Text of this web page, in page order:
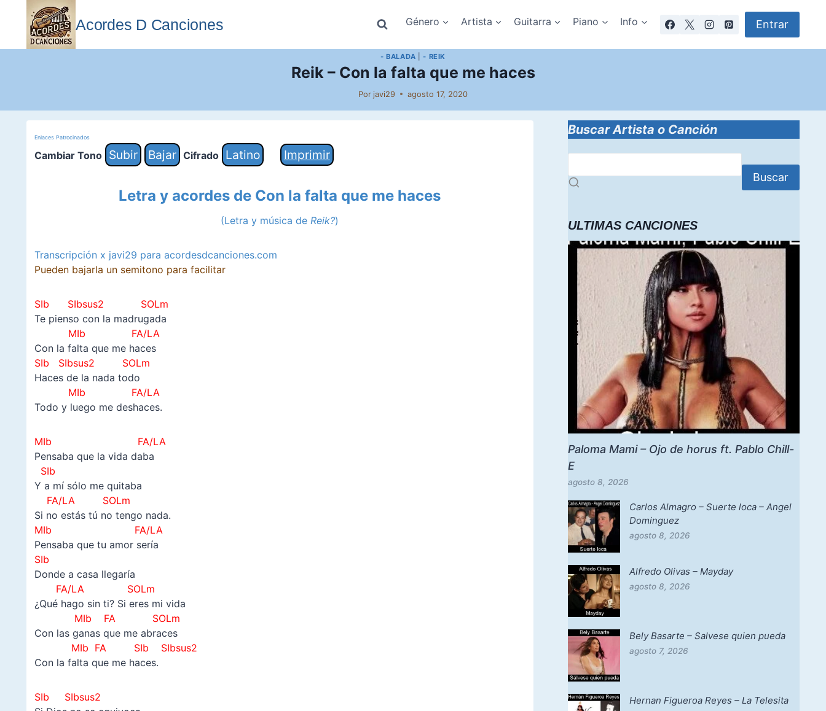
contenido
Acordes D Canciones Género Artista Guitarra Piano Info Entrar
- BALADA |- REIK
Reik – Con la falta que me haces
Por javi29 agosto 17, 2020
Enlaces Patrocinados
Cambiar Tono Subir Bajar Cifrado Latino Imprimir
Letra y acordes de Con la falta que me haces
(Letra y música de Reik?)
Transcripción x javi29 para acordesdcanciones.com
Pueden bajarla un semitono para facilitar
SIb SIbsus2 SOLm
Te pienso con la madrugada
MIb FA/LA
Con la falta que me haces
SIb SIbsus2 SOLm
Haces de la nada todo
MIb FA/LA
Todo y luego me deshaces.
MIb FA/LA
Pensaba que la vida daba
SIb
Y a mí sólo me quitaba
FA/LA SOLm
Si no estás tú no tengo nada.
MIb FA/LA
Pensaba que tu amor sería
SIb
Donde a casa llegaría
FA/LA SOLm
¿Qué hago sin ti? Si eres mi vida
MIb FA SOLm
Con las ganas que me abraces
MIb FA SIb SIbsus2
Con la falta que me haces.
SIb SIbsus2
Buscar Artista o Canción
Buscar
ULTIMAS CANCIONES
Paloma Mami – Ojo de horus ft. Pablo Chill-
E
agosto 8, 2026
Carlos Almagro – Suerte loca – Angel
Dominguez
agosto 8, 2026
Alfredo Olivas – Mayday
agosto 8, 2026
Bely Basarte – Salvese quien pueda
agosto 7, 2026
Hernan Figueroa Reyes – La Telesita